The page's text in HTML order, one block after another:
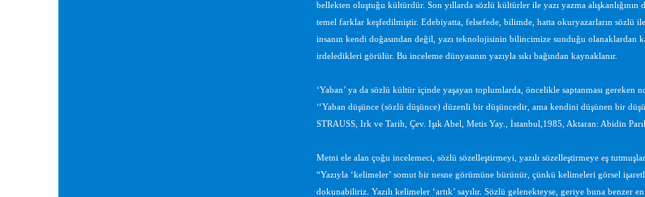
bellekten oluştuğu kültürdür. Son yıllarda sözlü kültürler ile yazı yazma
temel farklar keşfedilmiştir. Edebiyatta, felsefede, bilimde, hatta okuryazarların
insanın kendi doğasından değil, yazı teknolojisinin bilincimize sunduğu
irdeledikleri görülür. Bu inceleme dünyasının yazıyla sıkı bağından kaynaklanır.
‘Yaban’ ya da sözlü kültür içinde yaşayan toplumlarda, öncelikle saptanması gereken
‘‘Yaban düşünce (sözlü düşünce) düzenli bir düşüncedir, ama kendini düşünen bir
STRAUSS, Irk ve Tarih, Çev. Işık Abel, Metis Yay., İstanbul,1985, Aktaran: Abidin
Metni ele alan çoğu incelemeci, sözlü sözelleştirmeyi, yazılı sözelleştirmeye eş
“Yazıyla ‘kelimeler’ somut bir nesne görümüne bürünür, çünkü kelimeleri görsel
dokunabiliriz. Yazılı kelimeler ‘artık’ sayılır. Sözlü gelenekteyse, geriye buna